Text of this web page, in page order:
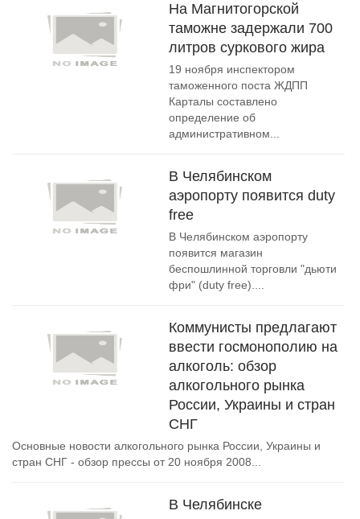
На Магнитогорской
таможне задержали 700
литров суркового жира
19 ноября инспектором
таможенного поста ЖДПП
Карталы составлено
определение об
административном...
В Челябинском
аэропорту появится duty
free
В Челябинском аэропорту
появится магазин
беспошлинной торговли "дьюти
фри" (duty free)....
Коммунисты предлагают
ввести госмонополию на
алкоголь: обзор
алкогольного рынка
России, Украины и стран
СНГ
Основные новости алкогольного рынка России, Украины и
стран СНГ - обзор прессы от 20 ноября 2008...
В Челябинске